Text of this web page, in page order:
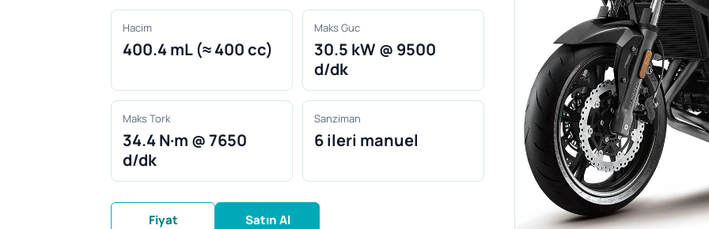
Hacim
400.4 mL (≈ 400 cc)
Maks Guc
30.5 kW @ 9500
d/dk
Maks Tork
34.4 N·m @ 7650
d/dk
Sanziman
6 ileri manuel
Fiyat Satın Al